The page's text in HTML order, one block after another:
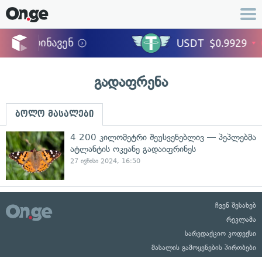
გადაფრენა
ბოლო მასალები
4 200 კილომეტრი შეუსვენებლივ — პეპლებმა
ატლანტის ოკეანე გადაიფრინეს
27 ივნისი 2024, 16:50
ჩვენ შესახებ
რეკლამა
სარედაქციო კოდექსი
მასალის გამოყენების პირობები